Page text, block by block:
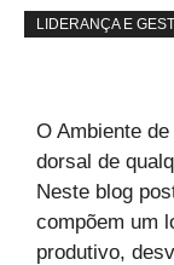
LIDERANÇA E
O Ambiente
dorsal de
Neste blog
compõem um
produtivo,